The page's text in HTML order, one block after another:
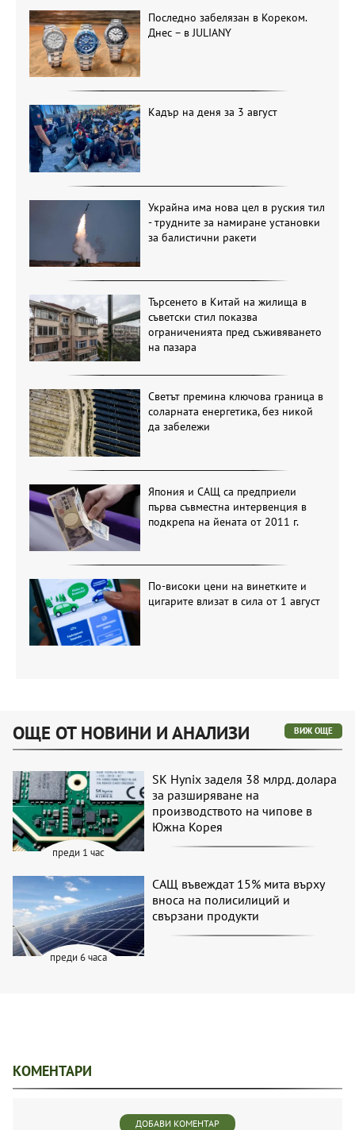
Последно забелязан в Кореком.
Днес – в JULIANY
Кадър на деня за 3 август
Украйна има нова цел в руския тил
- трудните за намиране установки
за балистични ракети
Търсенето в Китай на жилища в
съветски стил показва
ограниченията пред съживяването
на пазара
Светът премина ключова граница в
соларната енергетика, без никой
да забележи
Япония и САЩ са предприели
първа съвместна интервенция в
подкрепа на йената от 2011 г.
По-високи цени на винетките и
цигарите влизат в сила от 1 август
ОЩЕ ОТ НОВИНИ И АНАЛИЗИ ВИЖ ОЩЕ
преди 1 час
SK Hynix заделя 38 млрд. долара
за разширяване на
производството на чипове в
Южна Корея
преди 6 часа
САЩ въвеждат 15% мита върху
вноса на полисилиций и
свързани продукти
КОМЕНТАРИ
ДОБАВИ КОМЕНТАР